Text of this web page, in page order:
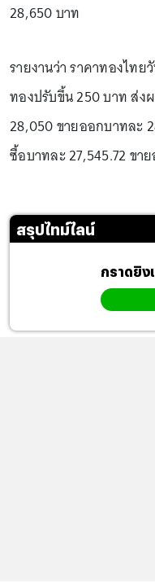
28,650 บาท
รายงานว่า ราคาทองไทย
ทองปรับขึ้น 250 บาท ส่ง
28,050 ขายออกบาทละ
ซื้อบาทละ 27,545.72 ขา
สรุปไทม์ไลน์
กราดยิง